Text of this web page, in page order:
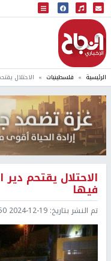
البث المباشر
إذاعة النجاح
الرئيسية فلسطينيات الاحتلال
الاحتلال يقتحم
فيها
تم النشر بتاريخ: 2024-12-19 20:50